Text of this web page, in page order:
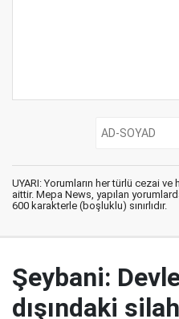
UYARI: Yorumların her türlü cezai
aittir. Mepa News, yapılan
600 karakterle (boşluklu) sınırlıdır.
Şeybani:
dışındaki